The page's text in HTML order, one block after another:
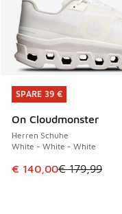
SPARE 39 €
On Cloudmonster
Herren Schuhe
White - White - White
Dieser Artikel ist im
€ 140,00€ 179,99
SPARE 39 €